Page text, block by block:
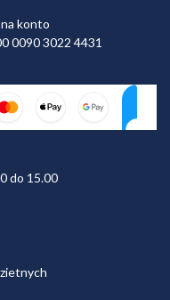
konto
0090 3022 4431
do 15.00